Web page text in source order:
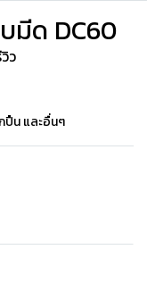
มีด DC60
ว
ปืน และอื่นๆ